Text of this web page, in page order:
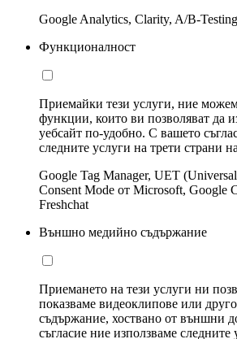
Google Analytics, Clarity, A/B-Testing
Функционалност
Приемайки тези услуги, ние
функции, които ви позволяват да
уебсайт по-удобно. С вашето
следните услуги на трети страни
Google Tag Manager, UET
Consent Mode от Microsoft, Google
Freshchat
Външно медийно съдържание
Приемането на тези услуги ни
показваме видеоклипове или
съдържание, хоствано от външни
съгласие ние използваме следните